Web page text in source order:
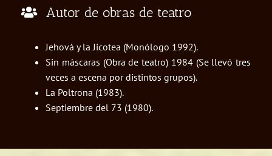
Autor de obras de teatro
Jehová y la Jicotea (Monólogo 1992).
Sin máscaras (Obra de teatro) 1984 (Se llevó tres
veces a escena por distintos grupos).
La Poltrona (1983).
Septiembre del 73 (1980).